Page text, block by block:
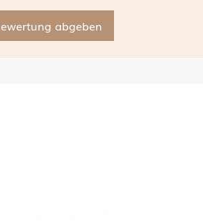
abgeben